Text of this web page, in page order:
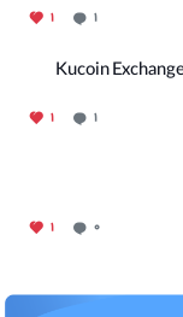
۱ ۱
۱ ۱
۰ ۱